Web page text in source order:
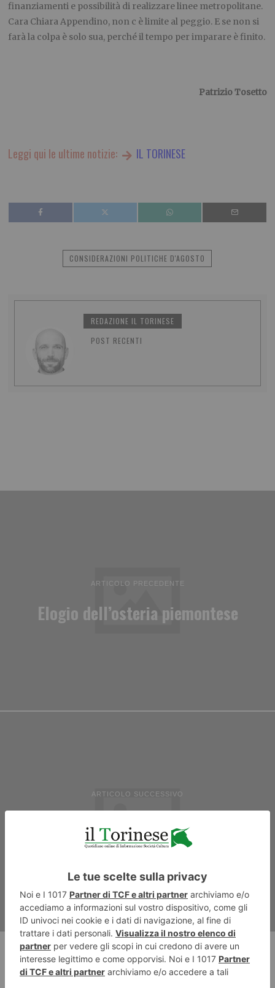
finanziamenti e possibilità di realizzare linee metropolitane.
Cara Chiara Appendino, non c è limite al peggio. E se non si
farà la colpa è solo sua, perché il tempo per imparare è finito.
Patrizio Tosetto
Leggi qui le ultime notizie: IL TORINESE
CONSIDERAZIONI POLITICHE D'AGOSTO
REDAZIONE IL TORINESE
POST RECENTI
ARTICOLO PRECEDENTE
Elogio dell’osteria piemontese
ARTICOLO SUCCESSIVO
Auto si schianta contro il
muro della Mandria, un morto
RECENTI: